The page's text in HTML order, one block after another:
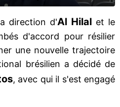
direction d'Al Hilal et le
d'accord pour résilier
une nouvelle trajectoire
brésilien a décidé de
, avec qui il s'est engagé